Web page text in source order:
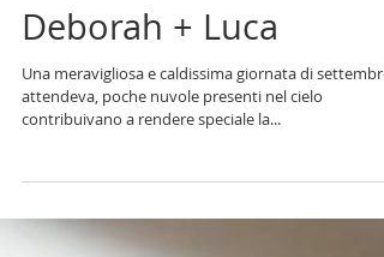
Deborah + Luca
Una meravigliosa e caldissima giornata di settembre
contribuivano a rendere speciale la...